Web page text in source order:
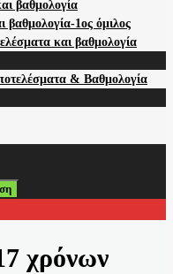
βαθμολογία
1ος όμιλος
και βαθμολογία
& Βαθμολογία
χρόνων